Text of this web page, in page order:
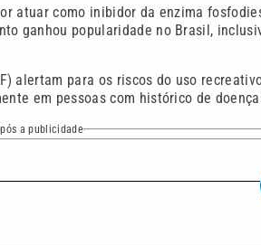
atuar como inibidor da enzima
ganhou popularidade no Brasil,
alertam para os riscos do uso
em pessoas com histórico de
a publicidade